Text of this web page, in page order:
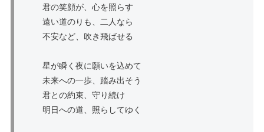
君の笑顔が、心を照らす
遠い道のりも、二人なら
不安など、吹き飛ばせる
星が瞬く夜に願いを込めて
未来への一歩、踏み出そう
君との約束、守り続け
明日への道、照らしてゆく